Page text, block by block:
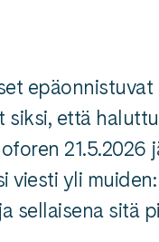
siksi, että
yli
sellaisena sitä